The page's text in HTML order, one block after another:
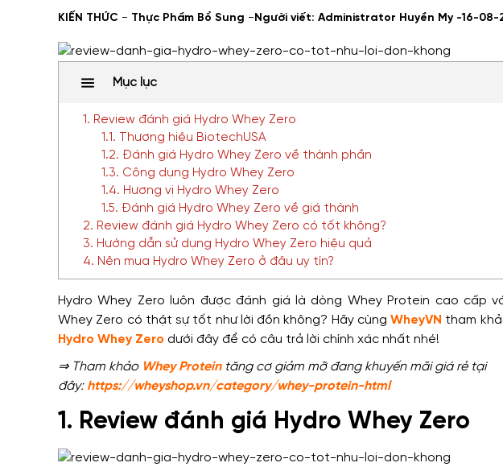
KIẾN THỨC - Thực Phẩm Bổ Sung -Người viết: Administrator Huyền My -16-08-
Mục lục
1. Review đánh giá Hydro Whey Zero
1.1. Thương hiệu BiotechUSA
1.2. Đánh giá Hydro Whey Zero về thành phần
1.3. Công dụng Hydro Whey Zero
1.4. Hương vị Hydro Whey Zero
1.5. Đánh giá Hydro Whey Zero về giá thành
2. Review đánh giá Hydro Whey Zero có tốt không?
3. Hướng dẫn sử dụng Hydro Whey Zero hiệu quả
4. Nên mua Hydro Whey Zero ở đâu uy tín?
Hydro Whey Zero luôn được đánh giá là dòng Whey Protein cao cấp
Whey Zero có thật sự tốt như lời đồn không? Hãy cùng WheyVN tham
Hydro Whey Zero dưới đây để có câu trả lời chính xác nhất nhé!
⇒ Tham khảo Whey Proteintăng cơ giảm mỡ đang khuyến mãi giá rẻ tại
đây: https://wheyshop.vn/category/whey-protein-html
1. Review đánh giá Hydro Whey Zero